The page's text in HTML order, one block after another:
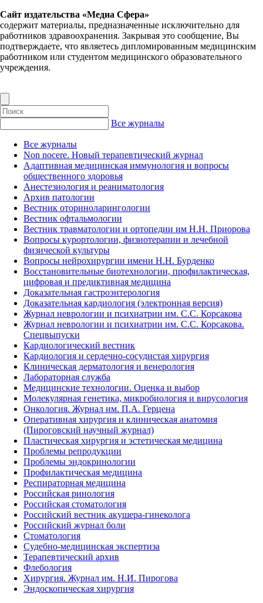
Сайт издательства «Медиа Сфера»
содержит материалы, предназначенные исключительно для
работников здравоохранения. Закрывая это сообщение, Вы
подтверждаете, что являетесь дипломированным медицинским
работником или студентом медицинского образовательного
учреждения.
Все журналы
Все журналы
Non nocere. Новый терапевтический журнал
Адаптивная медицинская иммунология и вопросы
общественного здоровья
Анестезиология и реаниматология
Архив патологии
Вестник оториноларингологии
Вестник офтальмологии
Вестник травматологии и ортопедии им Н.Н. Приорова
Вопросы курортологии, физиотерапии и лечебной
физической культуры
Вопросы нейрохирургии имени Н.Н. Бурденко
Восстановительные биотехнологии, профилактическая,
цифровая и предиктивная медицина
Доказательная гастроэнтерология
Доказательная кардиология (электронная версия)
Журнал неврологии и психиатрии им. С.С. Корсакова
Журнал неврологии и психиатрии им. С.С. Корсакова.
Спецвыпуски
Кардиологический вестник
Кардиология и сердечно-сосудистая хирургия
Клиническая дерматология и венерология
Лабораторная служба
Медицинские технологии. Оценка и выбор
Молекулярная генетика, микробиология и вирусология
Онкология. Журнал им. П.А. Герцена
Оперативная хирургия и клиническая анатомия
(Пироговский научный журнал)
Пластическая хирургия и эстетическая медицина
Проблемы репродукции
Проблемы эндокринологии
Профилактическая медицина
Респираторная медицина
Российская ринология
Российская стоматология
Российский вестник акушера-гинеколога
Российский журнал боли
Стоматология
Судебно-медицинская экспертиза
Терапевтический архив
Флебология
Хирургия. Журнал им. Н.И. Пирогова
Эндоскопическая хирургия